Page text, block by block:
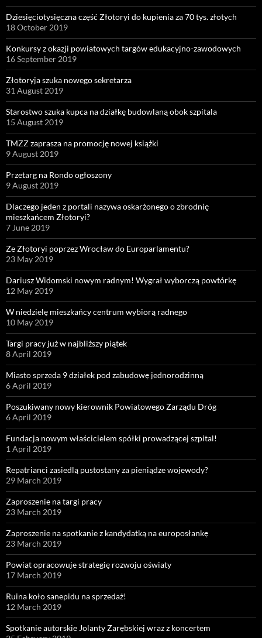
Dziesięciotysięczna część Złotoryi do kupienia za 70 tys. złotych
18 October 2019
Konkursy z okazji powiatowych targów edukacyjno-zawodowych
16 September 2019
Złotoryja szuka nowego sekretarza
31 August 2019
Starostwo szuka kupca na działkę budowlaną obok szpitala
15 August 2019
TMZZ zaprasza na promocję nowej książki
9 August 2019
Przetarg na Rondo ogłoszony
9 August 2019
Dlaczego jeden z portali nazywa oskarżonego o zbrodnię
mieszkańcem Złotoryi?
7 June 2019
Ze Złotoryi poprzez Wrocław do Europarlamentu?
23 May 2019
Dariusz Widomski nowym radnym! Wygrał wyborczą powtórkę
12 May 2019
W niedzielę mieszkańcy centrum wybiorą radnego
10 May 2019
Targi pracy już w najbliższy piątek
8 April 2019
Miasto sprzeda 9 działek pod zabudowę jednorodzinną
6 April 2019
Poszukiwany nowy kierownik Powiatowego Zarządu Dróg
6 April 2019
Fundacja nowym właścicielem spółki prowadzącej szpital!
1 April 2019
Repatrianci zasiedlą pustostany za pieniądze wojewody?
29 March 2019
Zaproszenie na targi pracy
23 March 2019
Zaproszenie na spotkanie z kandydatką na europosłankę
23 March 2019
Powiat opracowuje strategię rozwoju oświaty
17 March 2019
Ruina koło sanepidu na sprzedaż!
12 March 2019
Spotkanie autorskie Jolanty Zarębskiej wraz z koncertem